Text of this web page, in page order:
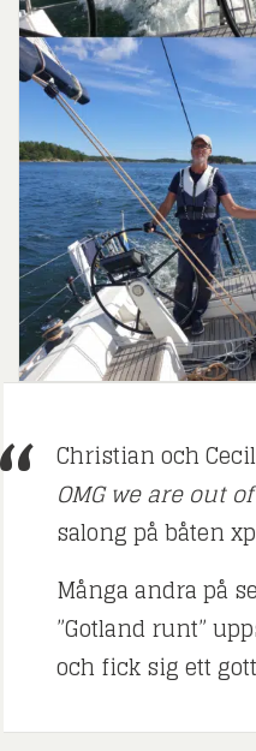
Christian och
OMG we are out
salong på båten
Många andra på
”Gotland runt”
och fick sig ett